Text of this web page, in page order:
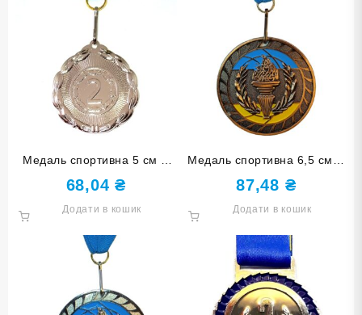
Медаль спортивна 5 см зі
стрічкою за ІІ місце J25-05S
68,04 ₴
Додати в кошик
Медаль спортивна 6,5 см зі
стрічкою за ІІІ місце J26-
01В
87,48 ₴
Додати в кошик